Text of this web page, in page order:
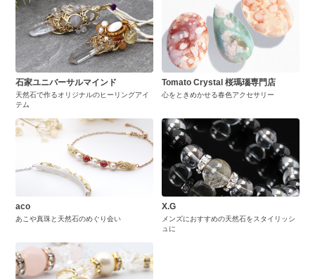
石家ユニバーサルマインド
天然石で作るオリジナルのヒーリングアイ
テム
Tomato Crystal 桜瑪瑙専門店
心をときめかせる春色アクセサリー
aco
あこや真珠と天然石のめぐり会い
X.G
メンズにおすすめの天然石をスタイリッシ
ュに